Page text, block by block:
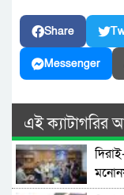
Share
Messenger
এই ক্যাটাগরির